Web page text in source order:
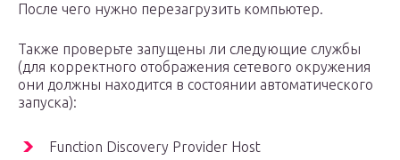
После чего нужно перезагрузить компьютер.
Также проверьте запущены ли следующие службы
(для корректного отображения сетевого окружения
они должны находится в состоянии автоматического
запуска):
Function Discovery Provider Host